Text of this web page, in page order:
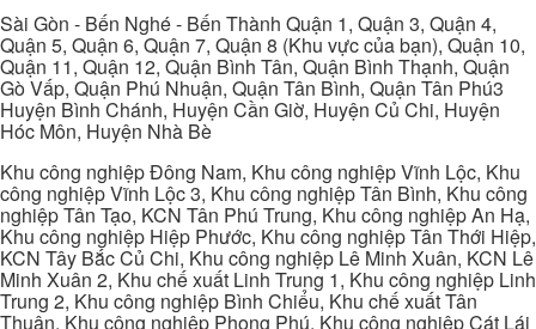
Sài Gòn - Bến Nghé - Bến Thành Quận 1, Quận 3, Quận 4,
Quận 5, Quận 6, Quận 7, Quận 8 (Khu vực của bạn), Quận 10,
Quận 11, Quận 12, Quận Bình Tân, Quận Bình Thạnh, Quận
Gò Vấp, Quận Phú Nhuận, Quận Tân Bình, Quận Tân Phú3
Huyện Bình Chánh, Huyện Cần Giờ, Huyện Củ Chi, Huyện
Hóc Môn, Huyện Nhà Bè
Khu công nghiệp Đông Nam, Khu công nghiệp Vĩnh Lộc, Khu
công nghiệp Vĩnh Lộc 3, Khu công nghiệp Tân Bình, Khu công
nghiệp Tân Tạo, KCN Tân Phú Trung, Khu công nghiệp An Hạ,
Khu công nghiệp Hiệp Phước, Khu công nghiệp Tân Thới Hiệp,
KCN Tây Bắc Củ Chi, Khu công nghiệp Lê Minh Xuân, KCN Lê
Minh Xuân 2, Khu chế xuất Linh Trung 1, Khu công nghiệp Linh
Trung 2, Khu công nghiệp Bình Chiểu, Khu chế xuất Tân
Thuận, Khu công nghiệp Phong Phú, Khu công nghiệp Cát Lái